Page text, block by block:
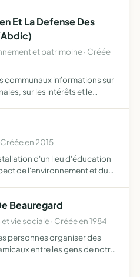
Et La Defense Des
et patrimoine · Créée
communaux informations sur
sur les intérêts et le
en 2015
d'un lieu d'éducation
de l'environnement et du
Beauregard
vie sociale · Créée en 1984
personnes organiser des
entre les gens de notre